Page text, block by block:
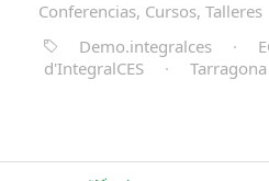
Conferencias, Cursos, Talleres
Demo.integralces
·
d'IntegralCES
· Tarragona